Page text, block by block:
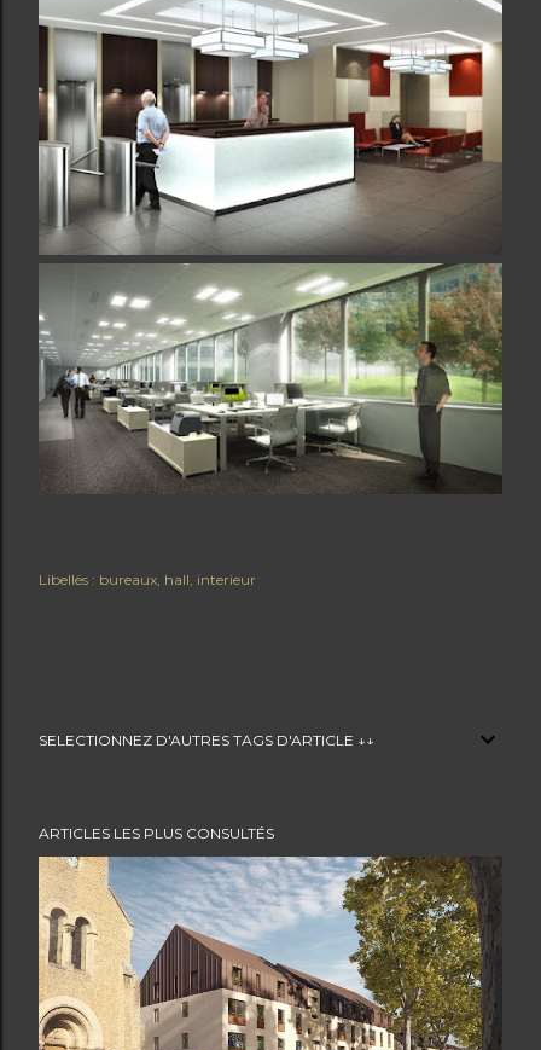
Libellés : bureaux hall interieur
SELECTIONNEZ D'AUTRES TAGS D'ARTICLE ↓↓
ARTICLES LES PLUS CONSULTÉS